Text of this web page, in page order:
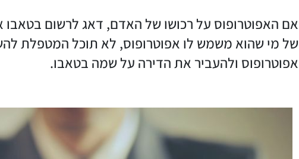
אם האפוטרופוס על רכושו של האדם, דאג לרשום בטאבו
של מי שהוא משמש לו אפוטרופוס, לא תוכל המטפלת
אפוטרופוס ולהעביר את הדירה על שמה בטאבו.